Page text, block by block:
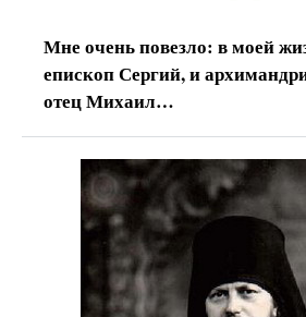
Мне очень повезло: в моей
епископ Сергий, и
отец Михаил…